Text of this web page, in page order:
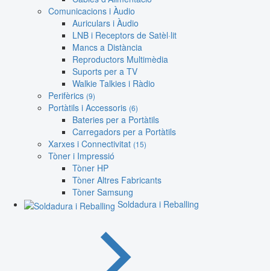
Comunicacions i Àudio
Auriculars i Àudio
LNB i Receptors de Satèl·lit
Mancs a Distància
Reproductors Multimèdia
Suports per a TV
Walkie Talkies i Ràdio
Perifèrics (9)
Portàtils i Accessoris (6)
Bateries per a Portàtils
Carregadors per a Portàtils
Xarxes i Connectivitat (15)
Tòner i Impressió
Tòner HP
Tòner Altres Fabricants
Tòner Samsung
Soldadura i Reballing